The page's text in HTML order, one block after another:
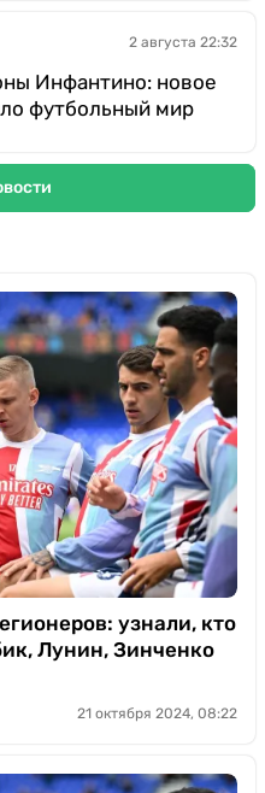
2 августа 22:32
Инфантино: новое
футбольный мир
узнали, кто
Лунин, Зинченко
21 октября 2024, 08:22